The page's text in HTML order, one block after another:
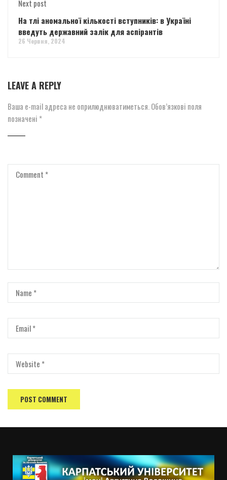
Next post
На тлі аномальної кількості вступників: в Україні
введуть державний залік для аспірантів
26 Червня, 2024
LEAVE A REPLY
Ваша e-mail адреса не оприлюднюватиметься. Обов’язкові поля
позначені *